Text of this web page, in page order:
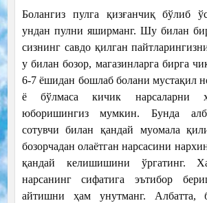
Болангиз пулга қизғанчиқ бўлиб
ундан пулни яширманг. Шу билан
сизнинг савдо қилган
у билан бозор, магазинларга бирга
6-7 ёшидан бошлаб болани мустақил
ё бўлмаса кичик нарсаларни
юборишингиз мумкин. Бунда
сотувчи билан қандай муомала
бозорчадан олаётган нарсасини
қандай келишишини ўргатинг.
нарсанинг сифатига эътибор
айтишни ҳам унутманг. Албатта,